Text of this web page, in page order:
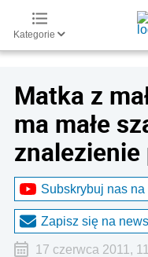
Kategorie
Matka z
ma małe
znalezienie
Subskrybuj nas na
Zapisz się na
17 czerwca 2011,